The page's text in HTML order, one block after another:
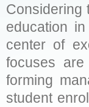
Considering
education
center of
focuses
forming
student